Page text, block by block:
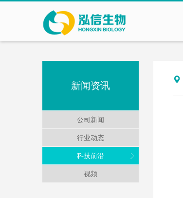
新闻资讯
公司新闻
行业动态
科技前沿
视频